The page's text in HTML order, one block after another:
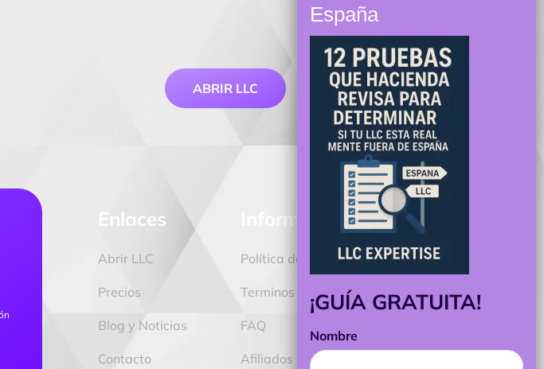
ABRIR LLC CONTACTO
Enlaces
Abrir LLC
Precios
Blog y Noticias
Contacto
Información
Política de privacidad
Terminos y Condiciones
FAQ
Afiliados
¡GUÍA GRATUITA!
Nombre